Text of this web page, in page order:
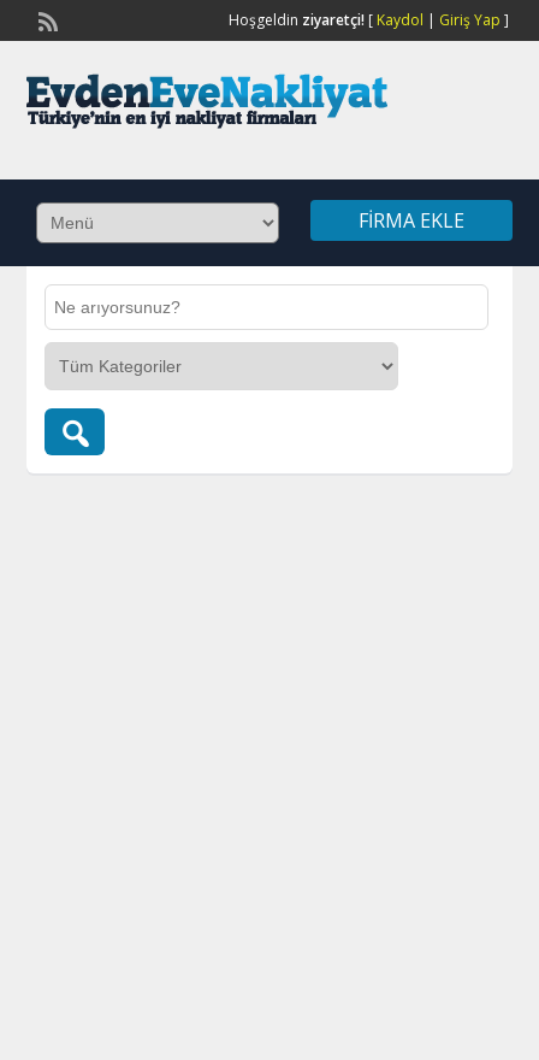
Hoşgeldin ziyaretçi![ Kaydol | Giriş Yap ]
FIRMA EKLE